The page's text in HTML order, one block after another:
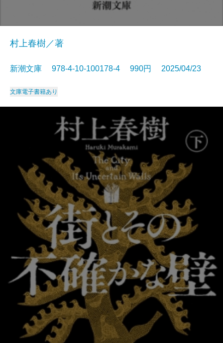
村上春樹／著
新潮文庫 978-4-10-100178-4 990円 2025/04/23
文庫電子書籍あり